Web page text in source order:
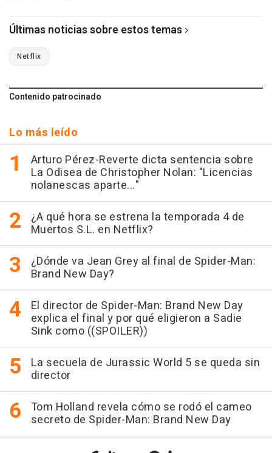
Últimas noticias sobre estos temas
Netflix
Contenido patrocinado
Lo más leído
Arturo Pérez-Reverte dicta sentencia sobre
La Odisea de Christopher Nolan: "Licencias
nolanescas aparte..."
¿A qué hora se estrena la temporada 4 de
Muertos S.L. en Netflix?
¿Dónde va Jean Grey al final de Spider-Man:
Brand New Day?
El director de Spider-Man: Brand New Day
explica el final y por qué eligieron a Sadie
Sink como ((SPOILER))
La secuela de Jurassic World 5 se queda sin
director
Tom Holland revela cómo se rodó el cameo
secreto de Spider-Man: Brand New Day